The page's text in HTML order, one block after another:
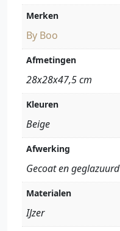
Merken
By Boo
Afmetingen
28x28x47,5 cm
Kleuren
Beige
Afwerking
Gecoat en geglazuurd
Materialen
IJzer